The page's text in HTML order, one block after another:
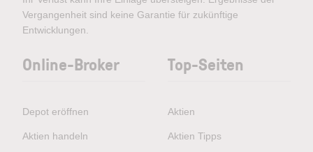
Vergangenheit sind keine Garantie für zukünftige
Entwicklungen.
Online-Broker
Depot eröffnen
Aktien handeln
Top-Seiten
Aktien
Aktien Tipps